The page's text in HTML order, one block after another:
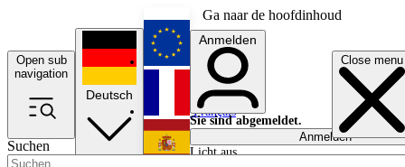
Ga naar de hoofdinhoud
Open sub
navigation
Close menu
Suchen
Deutsch
English
Français
Anmelden
Sie sind abgemeldet.
Anmelden
Licht aus